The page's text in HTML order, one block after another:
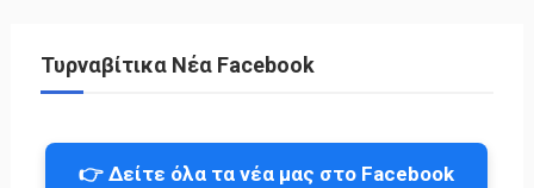
Τυρναβίτικα Νέα Facebook
👉 Δείτε όλα τα νέα μας στο Facebook